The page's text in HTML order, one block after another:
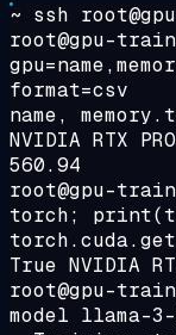
~ ssh
root@gpu-
format=csv
name,
NVIDIA RTX
560.94
root@gpu-
torch;
True NVIDIA
root@gpu-
model llama-